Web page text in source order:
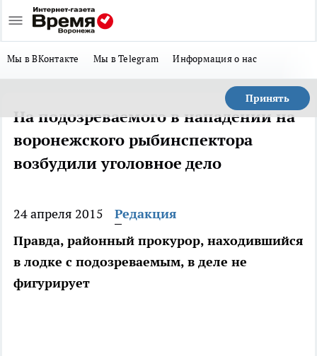
Мы в ВКонтакте Мы в Telegram Информация о нас
Принять
На подозреваемого в нападении на
воронежского рыбинспектора
возбудили уголовное дело
24 апреля 2015
Редакция
Правда, районный прокурор, находившийся
в лодке с подозреваемым, в деле не
фигурирует